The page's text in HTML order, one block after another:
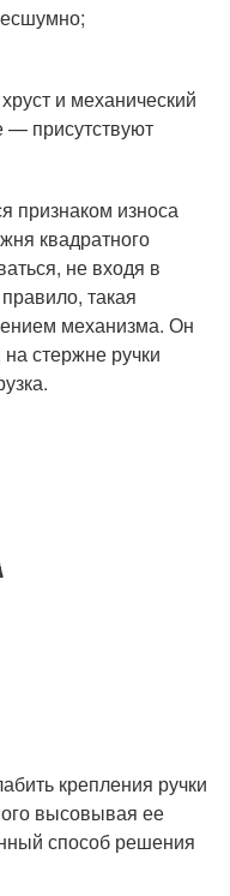
и механический
— присутствуют
признаком износа
квадратного
не входя в
такая
механизма. Он
стержне ручки
крепления ручки
высовывая ее
способ решения